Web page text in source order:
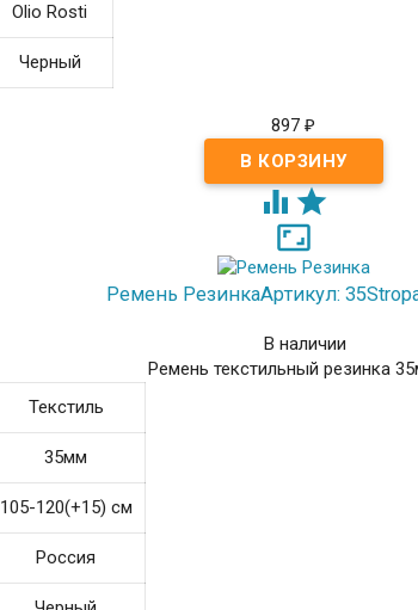
Olio Rosti
Черный
897₽
 

Ремень РезинкаАртикул:
В наличии
Ремень текстильный резинка
Текстиль
35мм
105-120(+15) см
Россия